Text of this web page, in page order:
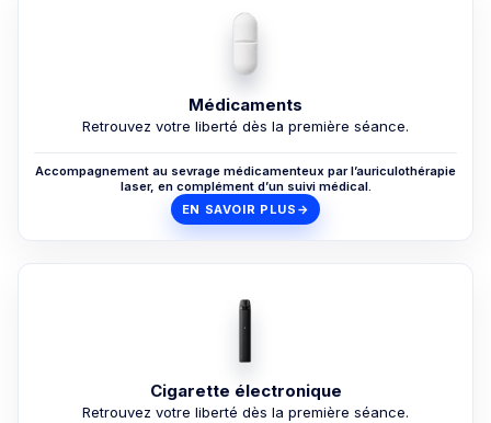
Médicaments
Retrouvez votre liberté dès la première séance.
Accompagnement au sevrage médicamenteux par l’auriculothérapie
laser, en complément d’un suivi médical.
EN SAVOIR PLUS →
Cigarette électronique
Retrouvez votre liberté dès la première séance.